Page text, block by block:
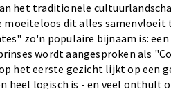
het traditionele
dit alles
zo'n populaire bijnaam is:
wordt aangesproken als
het eerste gezicht lijkt op een
heel logisch is - en veel onthult